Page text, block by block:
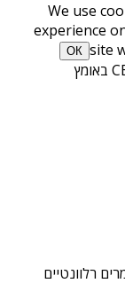
We use
experience
site
ОК
רלוונטיים